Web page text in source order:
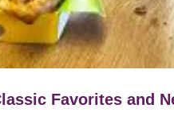
Favorites and